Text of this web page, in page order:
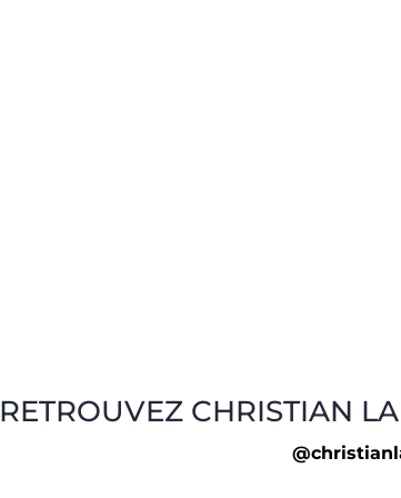
RETROUVEZ CHRISTIAN